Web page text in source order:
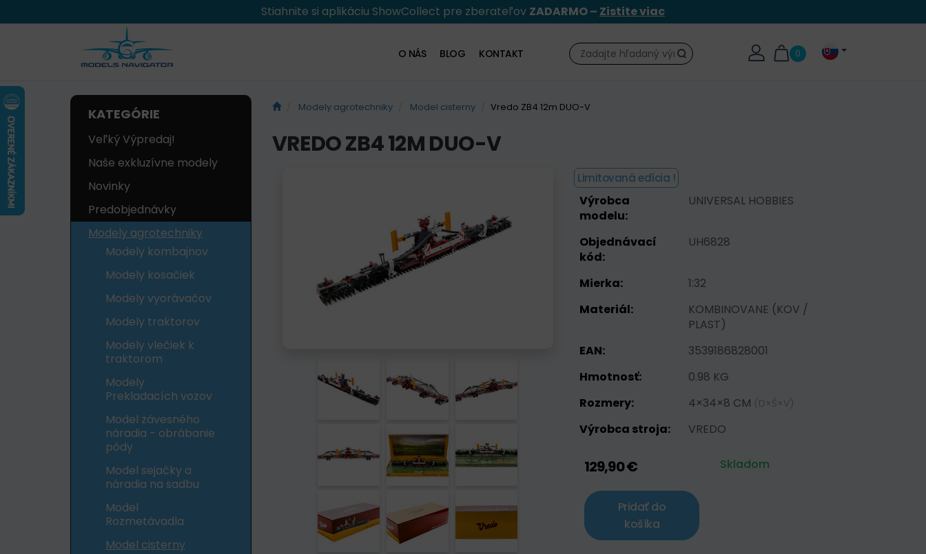
Stiahnite si aplikáciu ShowCollect pre zberateľov ZADARMO – Zistite viac
0
Hľadať
O NÁS BLOG KONTAKT
KATEGÓRIE
Veľký Výpredaj!
Naše exkluzívne modely
Novinky
Predobjednávky
Modely agrotechniky
Modely kombajnov
Modely kosačiek
Modely vyorávačov
Modely traktorov
Modely vlečiek k
traktorom
Modely
Prekladacích vozov
Model závesného
náradia - obrábanie
pôdy
Model sejačky a
náradia na sadbu
Model
Rozmetávadla
Model cisterny
Modely agrotechniky Model cisterny Vredo ZB4 12m DUO-V
VREDO ZB4 12M DUO-V
Limitovaná edícia !
Výrobca
modelu:
UNIVERSAL HOBBIES
Objednávací
kód:
UH6828
Mierka:
1:32
Materiál:
KOMBINOVANE (KOV /
PLAST)
EAN:
3539186828001
Hmotnosť:
0.98 KG
Rozmery:
4×34×8 CM (D×Š×V)
Výrobca stroja: VREDO
129,90 € Skladom
Pridať do
košíka